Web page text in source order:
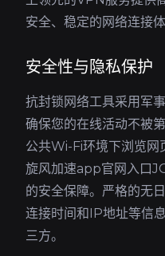
安全、稳定的网络连接体
安全性与隐私保护
抗封锁网络工具采用军
确保您的在线活动不被
公共Wi-Fi环境下浏览网
旋风加速app官网入口
的安全保障。严格的无
连接时间和IP地址等信
三方。